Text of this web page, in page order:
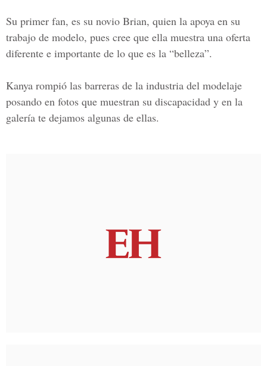
Su primer fan, es su novio Brian, quien la apoya en su
trabajo de modelo, pues cree que ella muestra una oferta
diferente e importante de lo que es la “belleza”.
Kanya rompió las barreras de la industria del modelaje
posando en fotos que muestran su discapacidad y en la
galería te dejamos algunas de ellas.